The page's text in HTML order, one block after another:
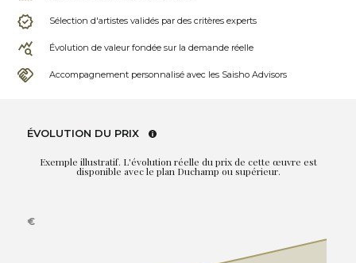
Sélection d'artistes validés par des critères experts
Évolution de valeur fondée sur la demande réelle
Accompagnement personnalisé avec les Saisho Advisors
ÉVOLUTION DU PRIX
Exemple illustratif. L'évolution réelle du prix de cette œuvre est
disponible avec le plan Duchamp ou supérieur.